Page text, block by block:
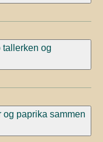
og
paprika sammen